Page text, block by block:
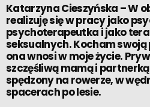
Katarzyna Cieszyńska – W
realizuję się w pracy jako
psychoterapeutka i jako
seksualnych. Kocham
ona wnosi w moje życie.
szczęśliwą mamą i
spędzony na rowerze, w
spacerach po lesie.